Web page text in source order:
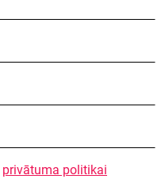
privātuma politikai